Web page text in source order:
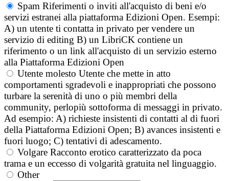
Spam Riferimenti o inviti all'acquisto di beni e/o
servizi estranei alla piattaforma Edizioni Open. Esempi:
A) un utente ti contatta in privato per vendere un
servizio di editing B) un LibriCK contiene un
riferimento o un link all'acquisto di un servizio esterno
alla Piattaforma Edizioni Open
Utente molesto Utente che mette in atto
comportamenti sgradevoli e inappropriati che possono
turbare la serenità di uno o più membri della
community, perlopiù sottoforma di messaggi in privato.
Ad esempio: A) richieste insistenti di contatti al di fuori
della Piattaforma Edizioni Open; B) avances insistenti e
fuori luogo; C) tentativi di adescamento.
Volgare Racconto erotico caratterizzato da poca
trama e un eccesso di volgarità gratuita nel linguaggio.
Other